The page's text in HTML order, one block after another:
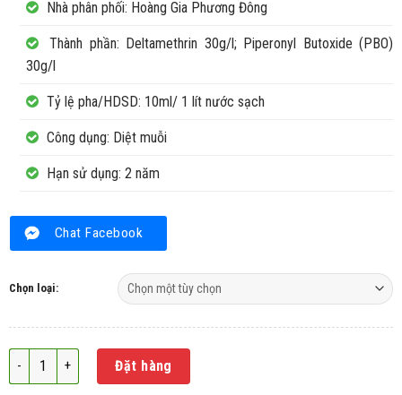
Nhà phân phối: Hoàng Gia Phương Đông
Thành phần: Deltamethrin 30g/l; Piperonyl Butoxide (PBO)
30g/l
Tỷ lệ pha/HDSD: 10ml/ 1 lít nước sạch
Công dụng: Diệt muỗi
Hạn sử dụng: 2 năm
Chat Facebook
Chọn loại:
Thuốc diệt muỗi Del USA 600EC số lượng
Đặt hàng